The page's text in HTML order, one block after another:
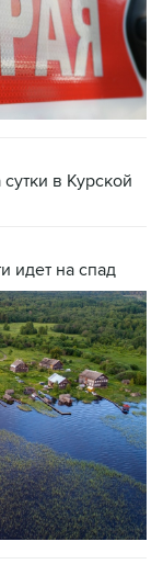
в Курской
идет на спад